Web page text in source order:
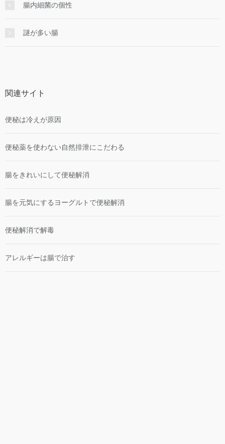
腸内細菌の個性
謎が多い腸
関連サイト
便秘は冷えが原因
便秘薬を使わない自然排泄にこだわる
腸をきれいにして便秘解消
腸を元気にするヨーグルトで便秘解消
便秘解消で解毒
アレルギーは腸で治す